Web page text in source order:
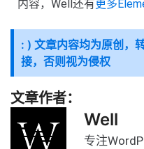
内容，Well还有更多
: ) 文章内容均为原创，
接，否则视为侵权
文章作者：
Well
专注